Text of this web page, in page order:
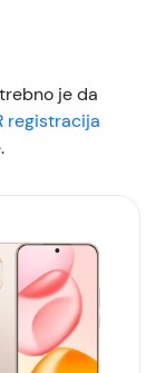
je da
registracija